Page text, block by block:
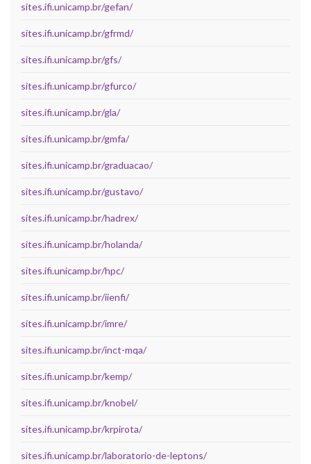
sites.ifi.unicamp.br/gefan/
sites.ifi.unicamp.br/gfrmd/
sites.ifi.unicamp.br/gfs/
sites.ifi.unicamp.br/gfurco/
sites.ifi.unicamp.br/gla/
sites.ifi.unicamp.br/gmfa/
sites.ifi.unicamp.br/graduacao/
sites.ifi.unicamp.br/gustavo/
sites.ifi.unicamp.br/hadrex/
sites.ifi.unicamp.br/holanda/
sites.ifi.unicamp.br/hpc/
sites.ifi.unicamp.br/iienfi/
sites.ifi.unicamp.br/imre/
sites.ifi.unicamp.br/inct-mqa/
sites.ifi.unicamp.br/kemp/
sites.ifi.unicamp.br/knobel/
sites.ifi.unicamp.br/krpirota/
sites.ifi.unicamp.br/laboratorio-de-leptons/